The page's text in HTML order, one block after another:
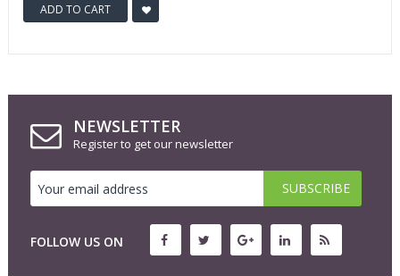
ADD TO CART
NEWSLETTER
Register to get our newsletter
FOLLOW US ON